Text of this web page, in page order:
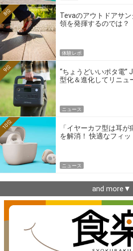
Tevaのアウトドアサ
領を発揮するのでは？
8位
体験レポ
“ちょうどいいポタ電”
型化＆進化してリニュ
9位
ニュース
「イヤーカフ型は耳
を解消！ 快適なフィ
10位
ニュース
and more▼